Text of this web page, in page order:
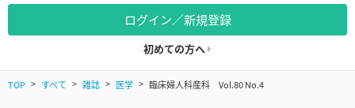
ログイン／新規登録
初めての方へ
TOP すべて 雑誌 医学 臨床婦人科産科 Vol.80 No.4